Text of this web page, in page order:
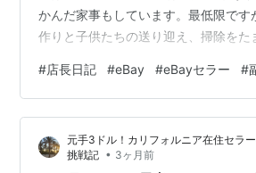
かんだ家事もしています。最低限です
作りと子供たちの送り迎え、掃除をた
ートをしていた時は、４時に仕事が終
帰ってくると４時半過ぎ。５時ごろか
て、片付けと猫の夕飯（缶詰）を終え
り。その後eBayの作業をしている感
朝は遅めの１０時スタートでしたが、
#店長日記 #eBay #eBayセラー #
元手3ドル！カリフォルニア在住セラ
挑戦記 • 3ヶ月前